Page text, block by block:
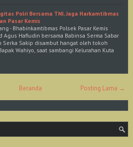
Polri Bersama TNI, Jaga Harkamtibmas
Pasar Kemis
- Bhabinkamtibmas Polsek Pasar Kemis
Agus Hafiudin bersama Babinsa Serma Sabar
Serka Sakip disambut hangat oleh tokoh
Wahiyo, saat sambangi Kelurahan Kuta
Posting Lama →
Beranda